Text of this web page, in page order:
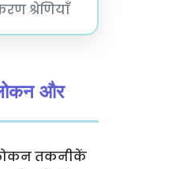
श्रेणियाँ
और
तकनीकें